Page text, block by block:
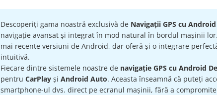
Descoperiți gama noastră exclusivă de Navigații GPS cu
navigație avansat și integrat în mod natural în bordul mașinii
mai recente versiuni de Android, dar oferă și o integrare
intuitivă.
Fiecare dintre sistemele noastre de navigație GPS cu Android
pentru CarPlay și Android Auto. Aceasta înseamnă că puteți
smartphone-ul dvs. direct pe ecranul mașinii, fără a